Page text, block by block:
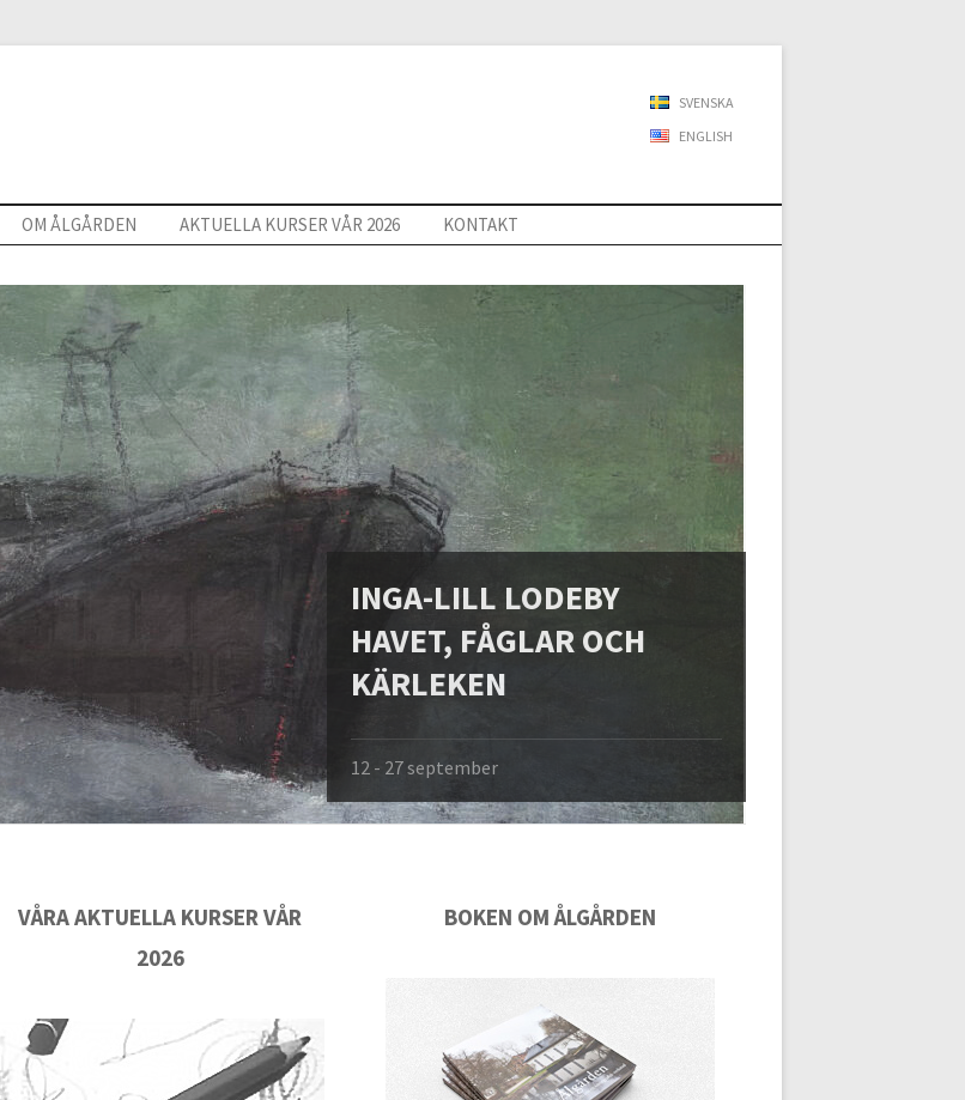
SVENSKA
ENGLISH
OM ÅLGÅRDEN AKTUELLA KURSER VÅR 2026 KONTAKT
INGA-LILL LODEBY
HAVET, FÅGLAR OCH
KÄRLEKEN
12 - 27 september
VÅRA AKTUELLA KURSER VÅR
2026
BOKEN OM ÅLGÅRDEN